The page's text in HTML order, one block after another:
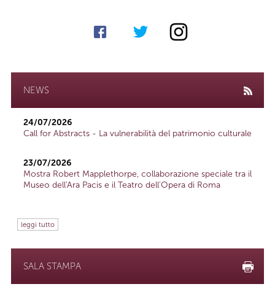
NEWS
24/07/2026
Call for Abstracts - La vulnerabilità del patrimonio culturale
23/07/2026
Mostra Robert Mapplethorpe, collaborazione speciale tra il
Museo dell'Ara Pacis e il Teatro dell'Opera di Roma
leggi tutto
SALA STAMPA